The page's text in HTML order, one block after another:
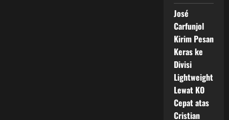
José
Carfunjol
Kirim Pesan
Keras ke
Divisi
Lightweight
Lewat KO
Cepat atas
Cristian